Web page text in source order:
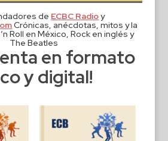
de ECBC Radioy
Crónicas, anécdotas, mitos y la
Roll en México, Rock en inglés y
The Beatles
en formato
y digital!